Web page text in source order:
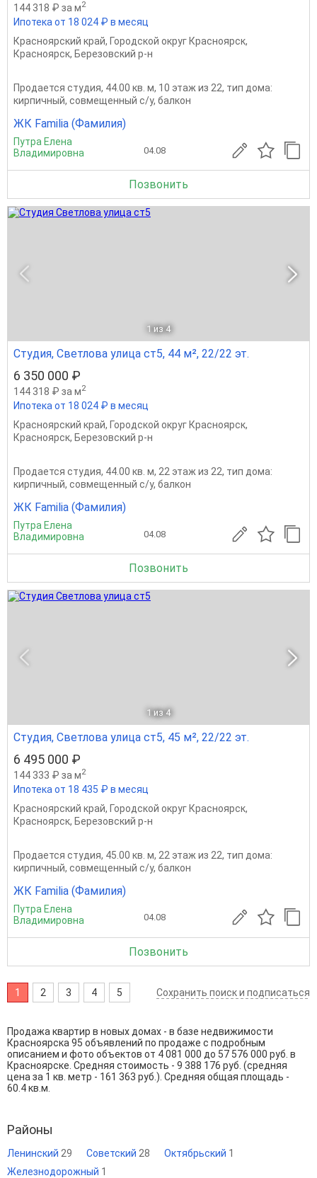
144 318 ₽ за м2
Ипотека от 18 024 ₽ в месяц
Красноярский край, Городской округ Красноярск,
Красноярск, Березовский р-н
Продается студия, 44.00 кв. м, 10 этаж из 22, тип дома:
кирпичный, совмещенный с/у, балкон
ЖК Familia (Фамилия)
Путра Елена
Владимировна
04.08
Позвонить
1 из 4
Студия, Светлова улица ст5, 44 м², 22/22 эт.
6 350 000 ₽
144 318 ₽ за м2
Ипотека от 18 024 ₽ в месяц
Красноярский край, Городской округ Красноярск,
Красноярск, Березовский р-н
Продается студия, 44.00 кв. м, 22 этаж из 22, тип дома:
кирпичный, совмещенный с/у, балкон
ЖК Familia (Фамилия)
Путра Елена
Владимировна
04.08
Позвонить
1 из 4
Студия, Светлова улица ст5, 45 м², 22/22 эт.
6 495 000 ₽
144 333 ₽ за м2
Ипотека от 18 435 ₽ в месяц
Красноярский край, Городской округ Красноярск,
Красноярск, Березовский р-н
Продается студия, 45.00 кв. м, 22 этаж из 22, тип дома:
кирпичный, совмещенный с/у, балкон
ЖК Familia (Фамилия)
Путра Елена
Владимировна
04.08
Позвонить
1 2 3 4 5 Сохранить поиск и подписаться
Продажа квартир в новых домах - в базе недвижимости
Красноярска 95 объявлений по продаже с подробным
описанием и фото объектов от 4 081 000 до 57 576 000 руб. в
Красноярске. Средняя стоимость - 9 388 176 руб. (средняя
цена за 1 кв. метр - 161 363 руб.). Средняя общая площадь -
60.4 кв.м.
Районы
Ленинский 29 Советский 28 Октябрьский 1
Железнодорожный 1